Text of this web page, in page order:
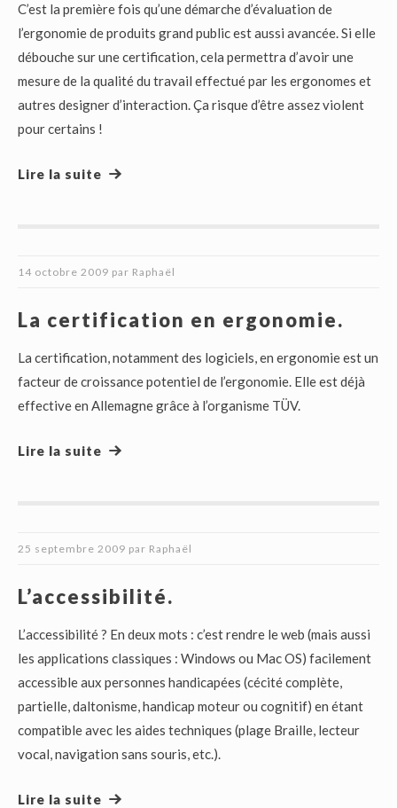
C’est la première fois qu’une démarche d’évaluation de
l’ergonomie de produits grand public est aussi avancée. Si elle
débouche sur une certification, cela permettra d’avoir une
mesure de la qualité du travail effectué par les ergonomes et
autres designer d’interaction. Ça risque d’être assez violent
pour certains !
Lire la suite
14 octobre 2009 par Raphaël
La certification en ergonomie.
La certification, notamment des logiciels, en ergonomie est un
facteur de croissance potentiel de l’ergonomie. Elle est déjà
effective en Allemagne grâce à l’organisme TÜV.
Lire la suite
25 septembre 2009 par Raphaël
L’accessibilité.
L’accessibilité ? En deux mots : c’est rendre le web (mais aussi
les applications classiques : Windows ou Mac OS) facilement
accessible aux personnes handicapées (cécité complète,
partielle, daltonisme, handicap moteur ou cognitif) en étant
compatible avec les aides techniques (plage Braille, lecteur
vocal, navigation sans souris, etc.).
Lire la suite